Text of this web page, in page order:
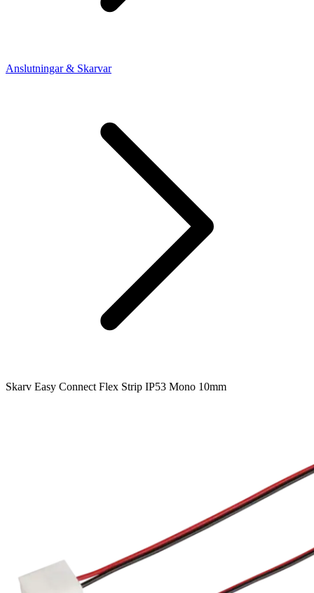
Anslutningar & Skarvar
Skarv Easy Connect Flex Strip IP53 Mono 10mm